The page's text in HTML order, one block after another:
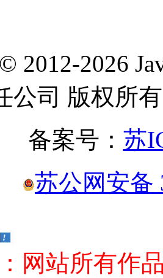
2012-2026
公司 版权所有
备案号： 苏
苏公网安备
网站所有作